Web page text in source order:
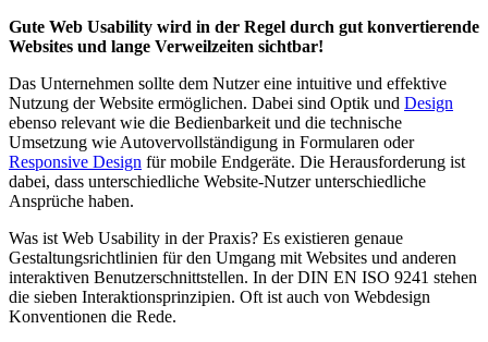
Gute Web Usability wird in der Regel durch gut konvertierende
Websites und lange Verweilzeiten sichtbar!
Das Unternehmen sollte dem Nutzer eine intuitive und effektive
Nutzung der Website ermöglichen. Dabei sind Optik und Design
ebenso relevant wie die Bedienbarkeit und die technische
Umsetzung wie Autovervollständigung in Formularen oder
Responsive Design für mobile Endgeräte. Die Herausforderung ist
dabei, dass unterschiedliche Website-Nutzer unterschiedliche
Ansprüche haben.
Was ist Web Usability in der Praxis? Es existieren genaue
Gestaltungsrichtlinien für den Umgang mit Websites und anderen
interaktiven Benutzerschnittstellen. In der DIN EN ISO 9241 stehen
die sieben Interaktionsprinzipien. Oft ist auch von Webdesign
Konventionen die Rede.